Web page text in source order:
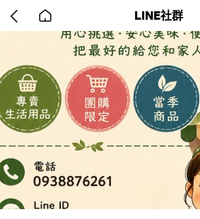
back
to
home
LINE社群